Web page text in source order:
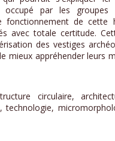
par les groupes
fonctionnement de cette
avec totale certitude.
des vestiges
mieux appréhender leurs
circulaire,